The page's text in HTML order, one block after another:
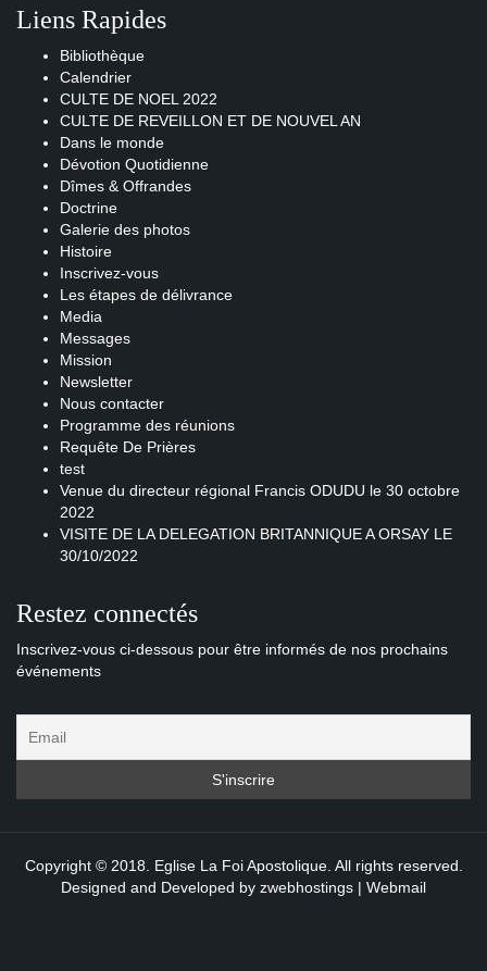
Liens Rapides
Bibliothèque
Calendrier
CULTE DE NOEL 2022
CULTE DE REVEILLON ET DE NOUVEL AN
Dans le monde
Dévotion Quotidienne
Dîmes & Offrandes
Doctrine
Galerie des photos
Histoire
Inscrivez-vous
Les étapes de délivrance
Media
Messages
Mission
Newsletter
Nous contacter
Programme des réunions
Requête De Prières
test
Venue du directeur régional Francis ODUDU le 30 octobre
2022
VISITE DE LA DELEGATION BRITANNIQUE A ORSAY LE
30/10/2022
Restez connectés
Inscrivez-vous ci-dessous pour être informés de nos prochains
événements
Copyright © 2018. Eglise La Foi Apostolique. All rights reserved.
Designed and Developed by zwebhostings | Webmail